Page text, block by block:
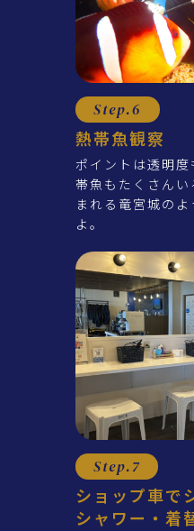
Step.6
熱帯魚観察
ポイントは透明
帯魚もたくさん
まれる竜宮城の
よ。
Step.7
ショップ車で
シャワー・着